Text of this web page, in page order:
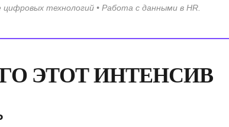
цифровых технологий • Работа с данными в HR.
ЭТОТ ИНТЕНСИВ